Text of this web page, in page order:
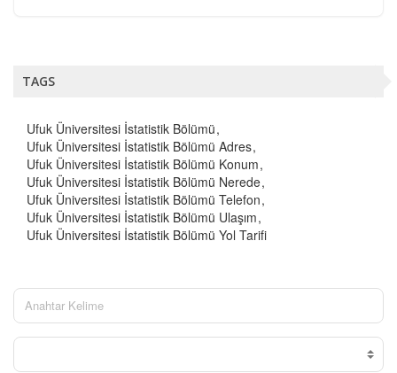
TAGS
Ufuk Üniversitesi İstatistik Bölümü
Ufuk Üniversitesi İstatistik Bölümü Adres
Ufuk Üniversitesi İstatistik Bölümü Konum
Ufuk Üniversitesi İstatistik Bölümü Nerede
Ufuk Üniversitesi İstatistik Bölümü Telefon
Ufuk Üniversitesi İstatistik Bölümü Ulaşım
Ufuk Üniversitesi İstatistik Bölümü Yol Tarifi